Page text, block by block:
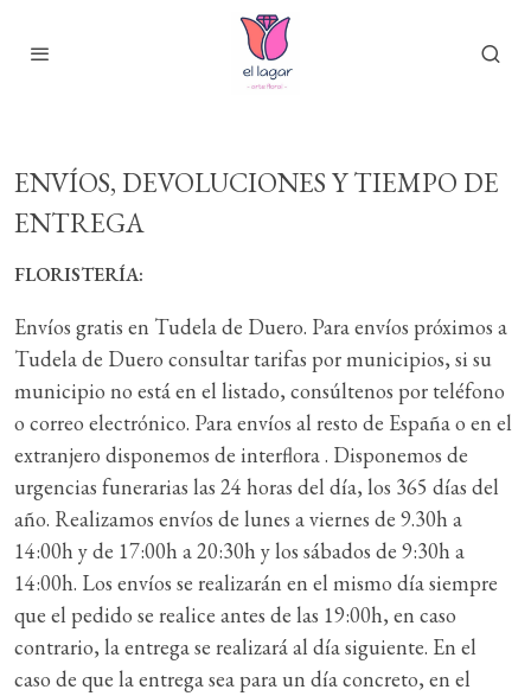
ENVÍOS, DEVOLUCIONES Y TIEMPO DE
ENTREGA
FLORISTERÍA:
Envíos gratis en Tudela de Duero. Para envíos próximos a
Tudela de Duero consultar tarifas por municipios, si su
municipio no está en el listado, consúltenos por teléfono
o correo electrónico. Para envíos al resto de España o en el
extranjero disponemos de interflora . Disponemos de
urgencias funerarias las 24 horas del día, los 365 días del
año. Realizamos envíos de lunes a viernes de 9.30h a
14:00h y de 17:00h a 20:30h y los sábados de 9:30h a
14:00h. Los envíos se realizarán en el mismo día siempre
que el pedido se realice antes de las 19:00h, en caso
contrario, la entrega se realizará al día siguiente. En el
caso de que la entrega sea para un día concreto, en el